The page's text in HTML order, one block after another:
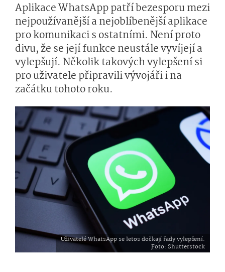
Aplikace WhatsApp patří bezesporu mezi
nejpoužívanější a nejoblíbenější aplikace
pro komunikaci s ostatními. Není proto
divu, že se její funkce neustále vyvíjejí a
vylepšují. Několik takových vylepšení si
pro uživatele připravili vývojáři i na
začátku tohoto roku.
Uživatelé WhatsApp se letos dočkají řady vylepšení.
Foto: Shutterstock